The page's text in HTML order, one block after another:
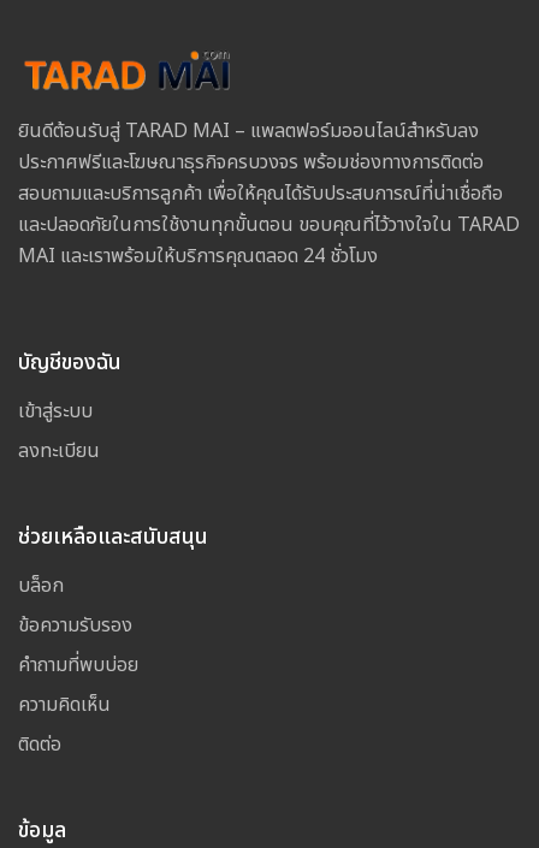
ยินดีต้อนรับสู่ TARAD MAI – แพลตฟอร์มออนไลน์สำหรับลง
ประกาศฟรีและโฆษณาธุรกิจครบวงจร พร้อมช่องทางการติดต่อ
สอบถามและบริการลูกค้า เพื่อให้คุณได้รับประสบการณ์ที่น่าเชื่อถือ
และปลอดภัยในการใช้งานทุกขั้นตอน ขอบคุณที่ไว้วางใจใน TARAD
MAI และเราพร้อมให้บริการคุณตลอด 24 ชั่วโมง
บัญชีของฉัน
เข้าสู่ระบบ
ลงทะเบียน
ช่วยเหลือและสนับสนุน
บล็อก
ข้อความรับรอง
คำถามที่พบบ่อย
ความคิดเห็น
ติดต่อ
ข้อมูล